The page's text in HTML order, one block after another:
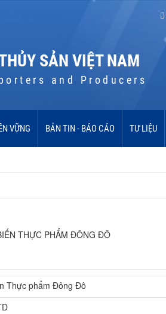
SẢN VIỆT NAM
and Producers
VỮNG BẢN TIN - BÁO CÁO TƯ LIỆU
THỰC PHẨM ĐÔNG ĐÔ
Thực phẩm Đông Đô